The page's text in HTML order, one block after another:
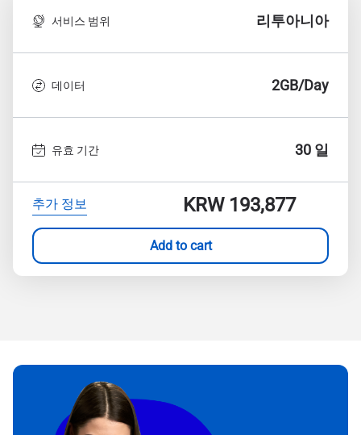
서비스 범위 리투아니아
데이터 2GB/Day
유효 기간 30 일
추가 정보 KRW 193,877
Add to cart